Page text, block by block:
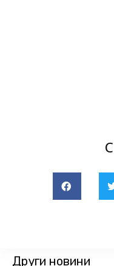
Други новини